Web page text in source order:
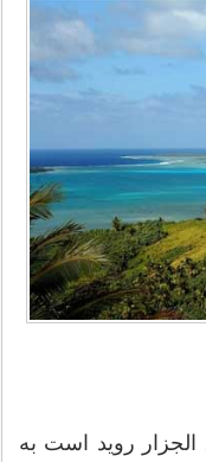
روید است به